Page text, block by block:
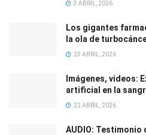
3 ABRIL, 2026
Los gigantes
la ola de
23 ABRIL, 2026
Imágenes, videos:
artificial en la
22 ABRIL, 2026
AUDIO: